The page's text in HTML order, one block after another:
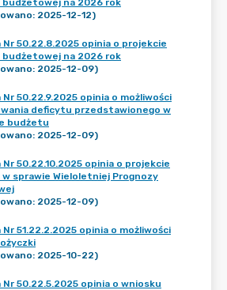
budżetowej na 2026 rok
2025-12-12)
Nr 50.22.8.2025 opinia o projekcie
budżetowej na 2026 rok
2025-12-09)
Nr 50.22.9.2025 opinia o możliwości
deficytu przedstawionego w
budżetu
2025-12-09)
Nr 50.22.10.2025 opinia o projekcie
w sprawie Wieloletniej Prognozy
2025-12-09)
Nr 51.22.2.2025 opinia o możliwości
2025-10-22)
Nr 50.22.5.2025 opinia o wniosku